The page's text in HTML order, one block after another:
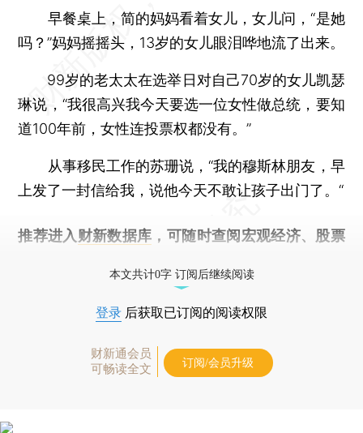
早餐桌上，简的妈妈看着女儿，女儿问，“是她
吗？”妈妈摇摇头，13岁的女儿眼泪哗地流了出来。
99岁的老太太在选举日对自己70岁的女儿凯瑟
琳说，“我很高兴我今天要选一位女性做总统，要知
道100年前，女性连投票权都没有。”
从事移民工作的苏珊说，“我的穆斯林朋友，早
上发了一封信给我，说他今天不敢让孩子出门了。“
推荐进入 财新数据库 ，可随时查阅宏观经济、股票
本文共计0字 订阅后继续阅读
登录 后获取已订阅的阅读权限
财新通会员
可畅读全文
订阅/会员升级